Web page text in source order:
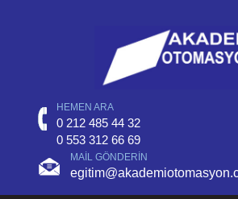
HEMEN ARA
0 212 485 44 32
0 553 312 66 69
MAIL GÖNDERIN